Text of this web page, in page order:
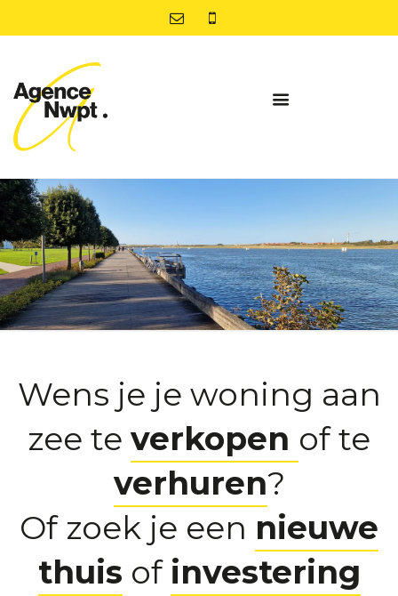
Wens je je woning aan
zee te verkopen of te
verhuren?
Of zoek je een nieuwe
thuis of investering